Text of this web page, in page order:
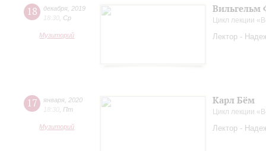
18 декабря 2019
18:30 Ср
Музиторий
Вильгельм
Цикл лекции
Лектор -
17 января 2020
18:30 Пт
Музиторий
Карл Бём
Цикл лекции
Лектор -